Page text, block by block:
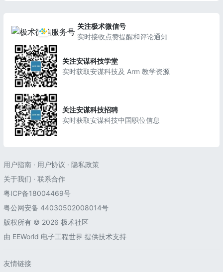
关注极术微信号
实时接收点赞提醒和评论通知
关注安谋科技学堂
实时获取安谋科技及 Arm 教学资源
关注安谋科技招聘
实时获取安谋科技中国职位信息
用户指南 · 用户协议 · 隐私政策
关于我们 · 联系合作
粤ICP备18004469号
粤公网安备 44030502008014号
版权所有 © 2026 极术社区
由 EEWorld 电子工程世界 提供技术支持
友情链接